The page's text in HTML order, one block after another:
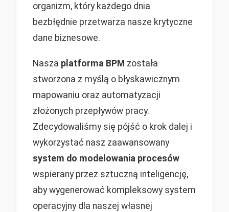
organizm, który każdego dnia
bezbłędnie przetwarza nasze krytyczne
dane biznesowe.
Nasza platforma BPM została
stworzona z myślą o błyskawicznym
mapowaniu oraz automatyzacji
złożonych przepływów pracy.
Zdecydowaliśmy się pójść o krok dalej i
wykorzystać nasz zaawansowany
system do modelowania procesów
wspierany przez sztuczną inteligencję,
aby wygenerować kompleksowy system
operacyjny dla naszej własnej